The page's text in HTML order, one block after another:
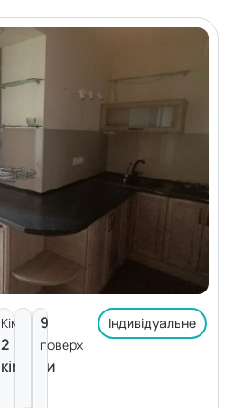
Кімнат:
2
кімнати
9
поверх
Індивідуальне